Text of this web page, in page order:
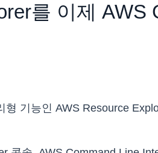
를 이제
기능인 AWS Resource